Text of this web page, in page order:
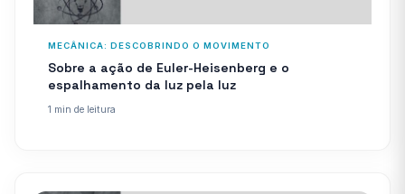
MECÂNICA: DESCOBRINDO O MOVIMENTO
Sobre a ação de Euler-Heisenberg e o
espalhamento da luz pela luz
1 min de leitura